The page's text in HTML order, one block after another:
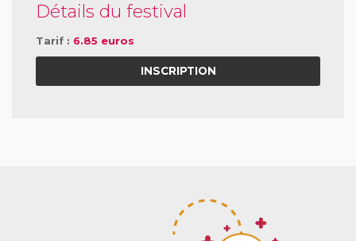
Détails du festival
Tarif : 6.85 euros
INSCRIPTION